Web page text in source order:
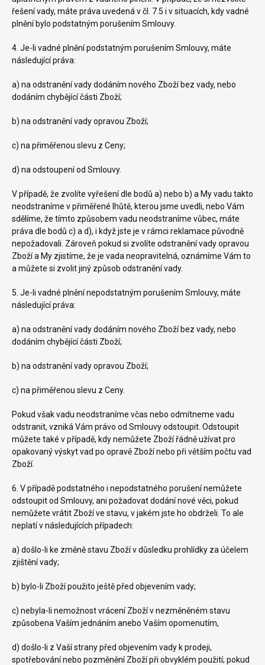
řešení vady, máte práva uvedená v čl. 7.5 i v situacích, kdy vadné
plnění bylo podstatným porušením Smlouvy.
4. Je-li vadné plnění podstatným porušením Smlouvy, máte
následující práva:
a) na odstranění vady dodáním nového Zboží bez vady, nebo
dodáním chybějící části Zboží;
b) na odstranění vady opravou Zboží;
c) na přiměřenou slevu z Ceny;
d) na odstoupení od Smlouvy.
V případě, že zvolíte vyřešení dle bodů a) nebo b) a My vadu takto
neodstraníme v přiměřené lhůtě, kterou jsme uvedli, nebo Vám
sdělíme, že tímto způsobem vadu neodstraníme vůbec, máte
práva dle bodů c) a d), i když jste je v rámci reklamace původně
nepožadovali. Zároveň pokud si zvolíte odstranění vady opravou
Zboží a My zjistíme, že je vada neopravitelná, oznámíme Vám to
a můžete si zvolit jiný způsob odstranění vady.
5. Je-li vadné plnění nepodstatným porušením Smlouvy, máte
následující práva:
a) na odstranění vady dodáním nového Zboží bez vady, nebo
dodáním chybějící části Zboží;
b) na odstranění vady opravou Zboží;
c) na přiměřenou slevu z Ceny.
Pokud však vadu neodstraníme včas nebo odmítneme vadu
odstranit, vzniká Vám právo od Smlouvy odstoupit. Odstoupit
můžete také v případě, kdy nemůžete Zboží řádně užívat pro
opakovaný výskyt vad po opravě Zboží nebo při větším počtu vad
Zboží.
6. V případě podstatného i nepodstatného porušení nemůžete
odstoupit od Smlouvy, ani požadovat dodání nové věci, pokud
nemůžete vrátit Zboží ve stavu, v jakém jste ho obdrželi. To ale
neplatí v následujících případech:
a) došlo-li ke změně stavu Zboží v důsledku prohlídky za účelem
zjištění vady;
b) bylo-li Zboží použito ještě před objevením vady;
c) nebyla-li nemožnost vrácení Zboží v nezměněném stavu
způsobena Vaším jednáním anebo Vaším opomenutím,
d) došlo-li z Vaší strany před objevením vady k prodeji,
spotřebování nebo pozměnění Zboží při obvyklém použití; pokud